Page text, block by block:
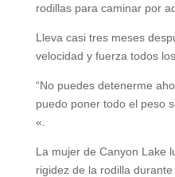
rodillas para caminar por
Lleva casi tres meses
velocidad y fuerza todos
“No puedes detenerme
puedo poner todo el peso
«.
La mujer de Canyon Lake
rigidez de la rodilla